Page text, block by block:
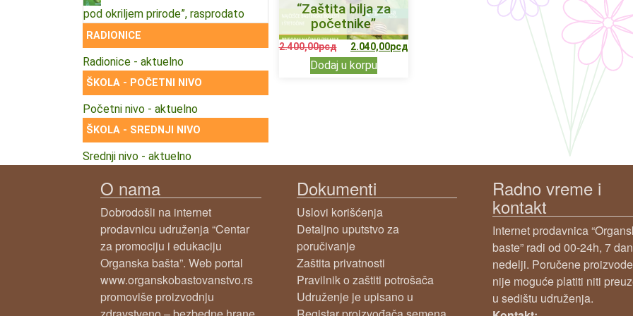
pod okriljem prirode”, rasprodato
RADIONICE
Radionice - aktuelno
ŠKOLA - POČETNI NIVO
Početni nivo - aktuelno
ŠKOLA - SREDNJI NIVO
Srednji nivo - aktuelno
“Zaštita bilja za
početnike”
2.400,00рсд 2.040,00рсд
Dodaj u korpu
O nama
Dobrodošli na internet
prodavnicu udruženja “Centar
za promociju i edukaciju
Organska bašta”. Web portal
www.organskobastovanstvo.rs
promoviše proizvodnju
Dokumenti
Uslovi korišćenja
Detaljno uputstvo za
poručivanje
Zaštita privatnosti
Pravilnik o zaštiti potrošača
Udruženje je upisano u
Radno vreme i
kontakt
Internet prodavnica
baste” radi od 00-24h, 7
nedelji. Poručene proizvode
nije moguće platiti niti
u sedištu udruženja.